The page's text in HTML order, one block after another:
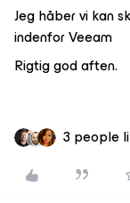
Jeg håber vi kan
indenfor Veeam
Rigtig god aften.
3 people